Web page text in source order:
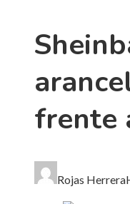
frente
Rojas Herrera